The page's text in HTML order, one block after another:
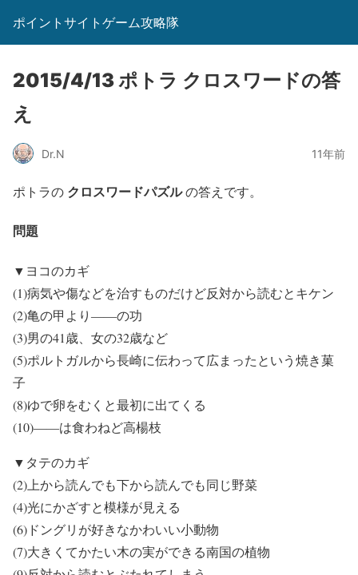
ポイントサイトゲーム攻略隊
2015/4/13 ポトラ クロスワードの答
え
Dr.N 11年前
ポトラの クロスワードパズルの答えです。
問題
▼ヨコのカギ
(1)病気や傷などを治すものだけど反対から読むとキケン
(2)亀の甲より――の功
(3)男の41歳、女の32歳など
(5)ポルトガルから長崎に伝わって広まったという焼き菓
子
(8)ゆで卵をむくと最初に出てくる
(10)――は食わねど高楊枝
▼タテのカギ
(2)上から読んでも下から読んでも同じ野菜
(4)光にかざすと模様が見える
(6)ドングリが好きなかわいい小動物
(7)大きくてかたい木の実ができる南国の植物